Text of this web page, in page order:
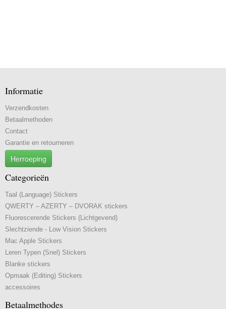
Informatie
Verzendkosten
Betaalmethoden
Contact
Garantie en retourneren
Herroeping
Categorieën
Taal (Language) Stickers
QWERTY – AZERTY – DVORAK stickers
Fluorescerende Stickers (Lichtgevend)
Slechtziende - Low Vision Stickers
Mac Apple Stickers
Leren Typen (Snel) Stickers
Blanke stickers
Opmaak (Editing) Stickers
accessoires
Betaalmethodes